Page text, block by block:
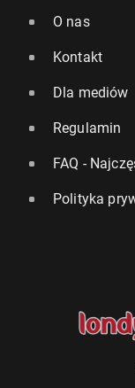
O nas
Kontakt
Dla mediów
Regulamin
FAQ -
Polityka